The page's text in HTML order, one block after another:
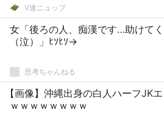
V速ニュップ
女「後ろの人、痴漢です…助けて
（泣）」ﾋｿﾋｿ→
思考ちゃんねる
【画像】沖縄出身の白人ハーフJK
ｗｗｗｗｗｗｗｗ